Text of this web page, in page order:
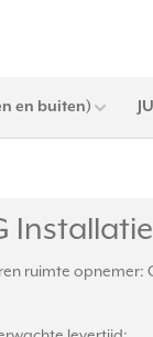
en buiten)
ruimte opnemer: